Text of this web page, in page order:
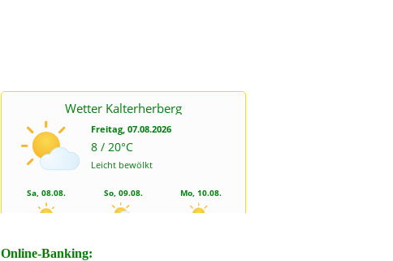
Online-Banking: